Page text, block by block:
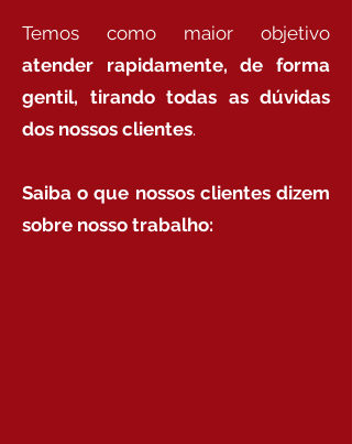
Temos como maior objetivo
atender rapidamente, de forma
gentil, tirando todas as dúvidas
dos nossos clientes.
Saiba o que nossos clientes dizem
sobre nosso trabalho: